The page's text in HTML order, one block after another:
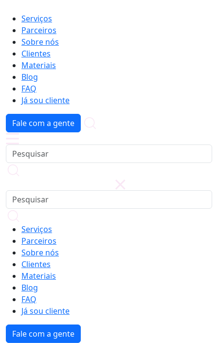
Serviços
Parceiros
Sobre nós
Clientes
Materiais
Blog
FAQ
Já sou cliente
Fale com a gente
Serviços
Parceiros
Sobre nós
Clientes
Materiais
Blog
FAQ
Já sou cliente
Fale com a gente